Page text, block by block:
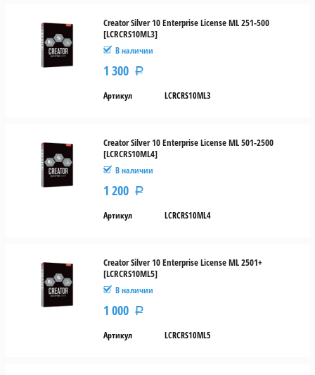
Creator Silver 10 Enterprise License ML 251-500
[LCRCRS10ML3]
В наличии
1 300 Р
Артикул LCRCRS10ML3
Creator Silver 10 Enterprise License ML 501-2500
[LCRCRS10ML4]
В наличии
1 200 Р
Артикул LCRCRS10ML4
Creator Silver 10 Enterprise License ML 2501+
[LCRCRS10ML5]
В наличии
1 000 Р
Артикул LCRCRS10ML5